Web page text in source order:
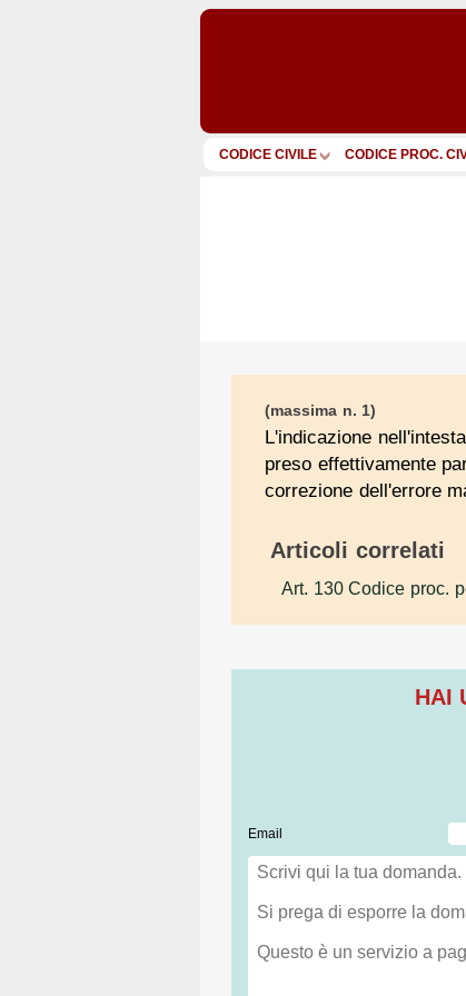
CODICE CIVILE CODICE PROC.
(massima n. 1)
L'indicazione
preso effettivamente
correzione dell'errore
Articoli correlati
Art. 130 Codice proc.
HAI
Email